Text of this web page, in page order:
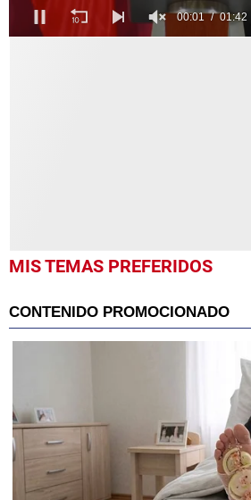
00:02 01:42
MIS TEMAS PREFERIDOS